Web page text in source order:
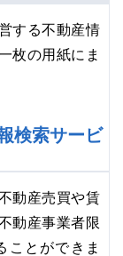
する不動産情
枚の用紙にま
検索サービ
動産売買や賃
動産事業者限
ことができま